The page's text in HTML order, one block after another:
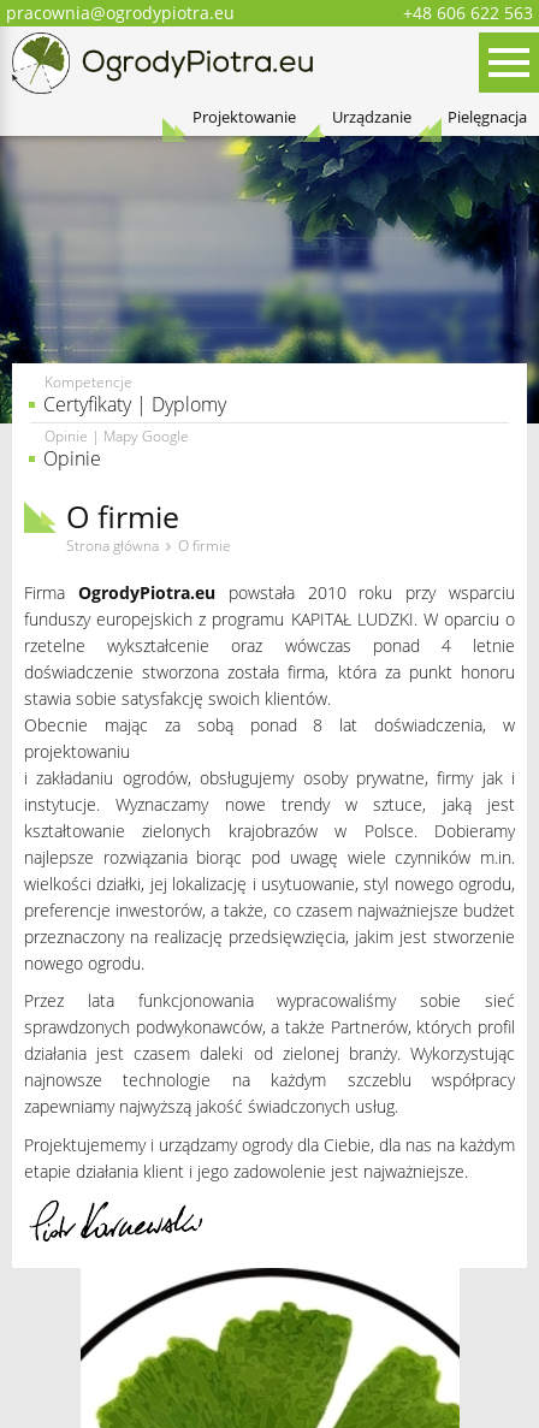
pracownia@ogrodypiotra.eu +48 606 622 563
Menu
Oferta
Projektowanie Urządzanie Pielęgnacja
Kompetencje
Certyfikaty | Dyplomy
Opinie | Mapy Google
Opinie
O firmie
Strona główna › O firmie
Firma OgrodyPiotra.eupowstała 2010 roku przy wsparciu
funduszy europejskich z programu KAPITAŁ LUDZKI. W oparciu o
rzetelne wykształcenie oraz wówczas ponad 4 letnie
doświadczenie stworzona została firma, która za punkt honoru
stawia sobie satysfakcję swoich klientów.
Obecnie mając za sobą ponad 8 lat doświadczenia, w
projektowaniu
i zakładaniu ogrodów, obsługujemy osoby prywatne, firmy jak i
instytucje. Wyznaczamy nowe trendy w sztuce, jaką jest
kształtowanie zielonych krajobrazów w Polsce. Dobieramy
najlepsze rozwiązania biorąc pod uwagę wiele czynników m.in.
wielkości działki, jej lokalizację i usytuowanie, styl nowego ogrodu,
preferencje inwestorów, a także, co czasem najważniejsze budżet
przeznaczony na realizację przedsięwzięcia, jakim jest stworzenie
nowego ogrodu.
Przez lata funkcjonowania wypracowaliśmy sobie sieć
sprawdzonych podwykonawców, a także Partnerów, których profil
działania jest czasem daleki od zielonej branży. Wykorzystując
najnowsze technologie na każdym szczeblu współpracy
zapewniamy najwyższą jakość świadczonych usług.
Projektujememy i urządzamy ogrody dla Ciebie, dla nas na każdym
etapie działania klient i jego zadowolenie jest najważniejsze.